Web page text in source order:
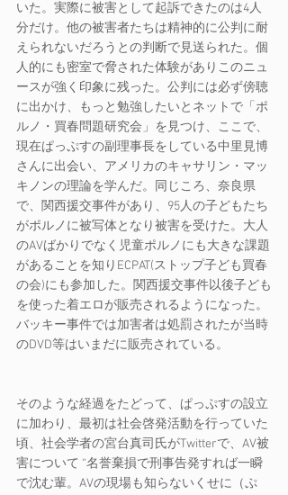
いた。実際に被害として起訴できたのは4人
分だけ。他の被害者たちは精神的に公判に耐
えられないだろうとの判断で見送られた。個
人的にも密室で脅された体験がありこのニュ
ースが強く印象に残った。公判には必ず傍聴
に出かけ、もっと勉強したいとネットで「ポ
ルノ・買春問題研究会」を見つけ、ここで、
現在ぱっぷすの副理事長をしている中里見博
さんに出会い、アメリカのキャサリン・マッ
キノンの理論を学んだ。同じころ、奈良県
で、関西援交事件があり、95人の子どもたち
がポルノに被写体となり被害を受けた。大人
のAVばかりでなく児童ポルノにも大きな課題
があることを知りECPAT(ストップ子ども買春
の会)にも参加した。関西援交事件以後子ども
を使った着エロが販売されるようになった。
バッキー事件では加害者は処罰されたが当時
のDVD等はいまだに販売されている。
そのような経過をたどって、ぱっぷすの設立
に加わり、最初は社会啓発活動を行っていた
頃、社会学者の宮台真司氏がTwitterで、AV被
害について “名誉棄損で刑事告発すれば一瞬
で沈む輩。AVの現場も知らないくせに（ぷ